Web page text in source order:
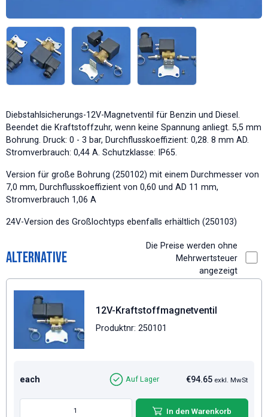
Diebstahlsicherungs-12V-Magnetventil für Benzin und Diesel.
Beendet die Kraftstoffzuhr, wenn keine Spannung anliegt. 5,5 mm
Bohrung. Druck: 0 - 3 bar, Durchflusskoeffizient: 0,28. 8 mm AD.
Stromverbrauch: 0,44 A. Schutzklasse: IP65.
Version für große Bohrung (250102) mit einem Durchmesser von
7,0 mm, Durchflusskoeffizient von 0,60 und AD 11 mm,
Stromverbrauch 1,06 A
24V-Version des Großlochtyps ebenfalls erhältlich (250103)
Alternative
Die Preise werden ohne
Mehrwertsteuer
angezeigt
12V-Kraftstoffmagnetventil
Produktnr: 250101
each €94.65 exkl. MwSt
Auf Lager
In den Warenkorb